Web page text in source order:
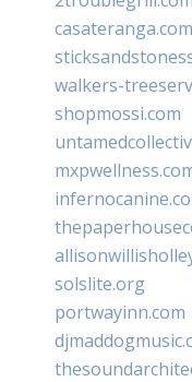
casateranga.com
walkers-
shopmossi.com
solslite.org
portwayinn.com